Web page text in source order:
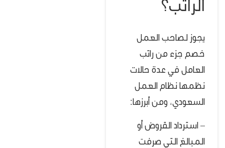
الراتب؟
يجوز لصاحب العمل
خصم جزء من راتب
العامل في عدة حالات
نظمها نظام العمل
السعودي، ومن أبرزها:
– استرداد القروض أو
المبالغ التي صرفت